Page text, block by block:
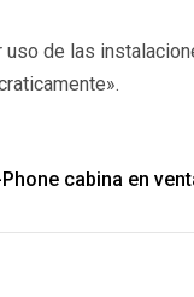
de las
Phone cabina en